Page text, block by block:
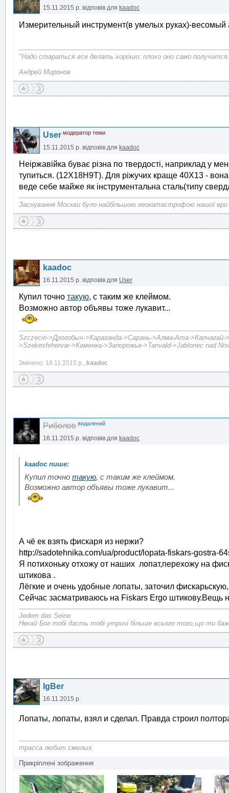
15.11.2015 р. відповів для kaadoc
Измерительный инструмент(в умелых руках)-весомый
"Надо стараться все делать хорошо: плохо оно само
Андрей Миронов
User модератор теми
15.11.2015 р. відповів для kaadoc
Неіржавійка буває різна по твердості, наприклад у
тупиться. (12Х18Н9Т). Для ріжучих краще 40Х13 - вона
веде себе майже як інструментальна сталь(типу
Заснування Москви було найбільшою геокатастрофою нашої ери
kaadoc
16.11.2015 р. відповів для User
Купил точно такую, с таким же клеймом.
Возможно автор объявы тоже лукавит...
Szczecin->Дрогобыч->Караганда->Сарань->Алма-Ата->Капчагай-
>Szekesfehervar->Каменка->Запорожье->Tanvald->Jablonec nad
Змінено: 16.11.2015 р., kaadoc
Риболов видалений
16.11.2015 р. відповів для kaadoc
Купил точно такую, с таким же клеймом.
Возможно автор объявы тоже лукавит...
А чё ек взять фискаря из нержи?
http://sadotehnika.com/ua/product/lopata-fiskars-gostra-
Я потихоньку отхожу от наших лопат,перехожу на
штикова .
Лёгкие и очень удобные лопаты, заточил
Сейчас засматриваюсь на Fiskars Ergo штикову.Вещь
Jedem das Seine
Нехай Бог тобі дасть тобі утричі більше всього того,що ти
IgBer
16.11.2015 р.
Лопаты, лопаты, взял и сделал. Правда строил
трасса любит смелых.
Прикріплені зображення